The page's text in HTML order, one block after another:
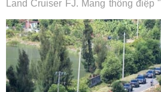
Land Cruiser FJ. Mang thông
hàng tiếp cận dòng xe huyền thoại
năm của hãng xe Nhật Bản.